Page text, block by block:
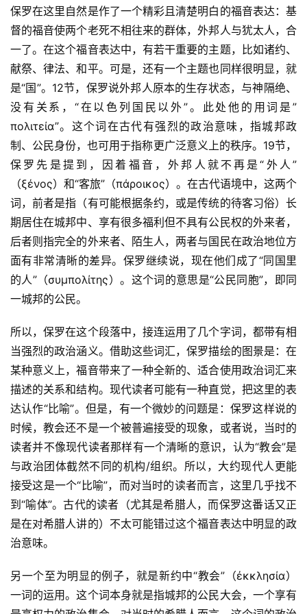
保罗在这里自然是作了一个精彩且清楚明白的福音表达：基
督的福音使两个老死不相往来的群体，外邦人与犹太人，合
一了。在这个福音表达中，有若干重要的主题，比如诸约、
献祭、律法、和平。可是，还有一个主题也同样很明显，就
是“国”。12节，保罗说外邦人原本的生存状态，与神隔绝、
没有关系，“在以色列国民以外”。此处他的用词是”
πολιτεία”。这个词在古代有强烈的政治意味，指城邦政
制、公民身份，也可用于指称更广泛意义上的秩序。19节，
保罗先是提到，因着福音，外邦人就不再是“外人”
（ξένος）和“客旅”（πάροικος）。在古代语境中，这两个
词，前者是指（有可能根据条约，或是传统的待客习俗）长
期居住在城邦中、享有很多福利但不具有公民权的外来者，
后者则指完全的外来者、陌生人，两者与国民在政治地位方
面有非常清晰的差异。保罗继续说，现在他们成了“同国里
的人”（συμπολίτης）。这个词的意思是“公民同胞”，即同
一城邦的公民。
所以，保罗在这个段落中，接连运用了几个字词，都带有相
当强烈的政治涵义。借助这些词汇，保罗描绘的图景是：在
某种意义上，福音带来了一种全新的、适合使用政治词汇来
描述的关系和结构。现代读者可能有一种直觉，把这里的表
达认作“比喻”。但是，有一个微妙的问题是：保罗这样说的
时候，教会还不是一个被普遍接受的现象，或者说，当时的
读者并不像现代读者那样有一个清晰的意识，认为“教会”是
与政治团体截然不同的机构/组织。所以，大约现代人更能
接受这是一个“比喻”，而对当时的读者而言，这里几乎找不
到“喻体”。古代的读者（尤其是希腊人，而保罗这番话又正
是在对希腊人讲的）不太可能错过这个福音表达中明显的政
治意味。
另一个至为明显的例子，就是新约中“教会”（ἐκκλησία）
一词的运用。这个词本身就是指城邦的公民大会，一个享有